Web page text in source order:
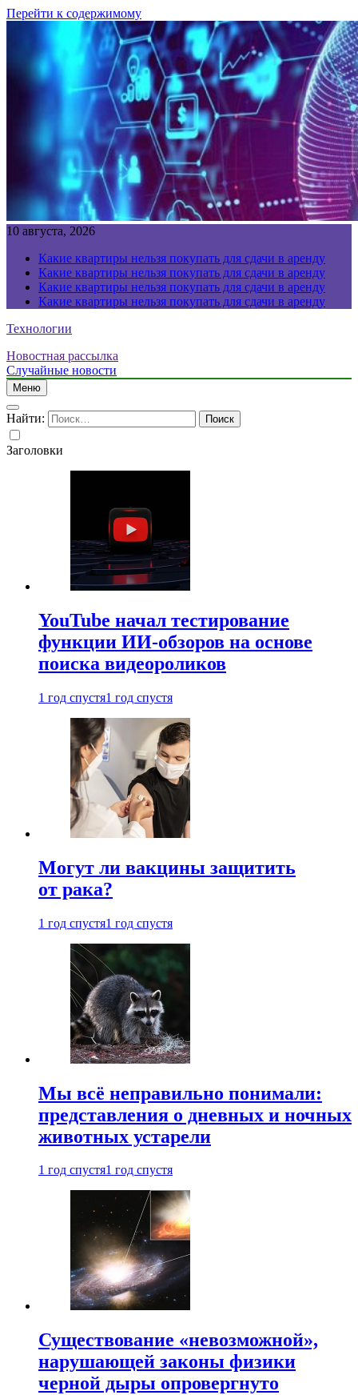
Перейти к содержимому
10 августа, 2026
Какие квартиры нельзя покупать для сдачи в аренду
Какие квартиры нельзя покупать для сдачи в аренду
Какие квартиры нельзя покупать для сдачи в аренду
Какие квартиры нельзя покупать для сдачи в аренду
Технологии
Новостная рассылка
Случайные новости
Меню
Найти:
Заголовки
YouTube начал тестирование
функции ИИ-обзоров на основе
поиска видеороликов
1 год спустя1 год спустя
Могут ли вакцины защитить
от рака?
1 год спустя1 год спустя
Мы всё неправильно понимали:
представления о дневных и ночных
животных устарели
1 год спустя1 год спустя
Существование «невозможной»,
нарушающей законы физики
черной дыры опровергнуто